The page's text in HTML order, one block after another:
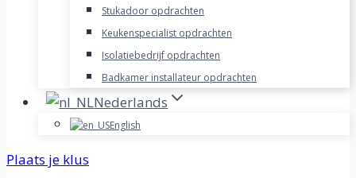
Stukadoor opdrachten
Keukenspecialist opdrachten
Isolatiebedrijf opdrachten
Badkamer installateur opdrachten
Nederlands
English
Plaats je klus